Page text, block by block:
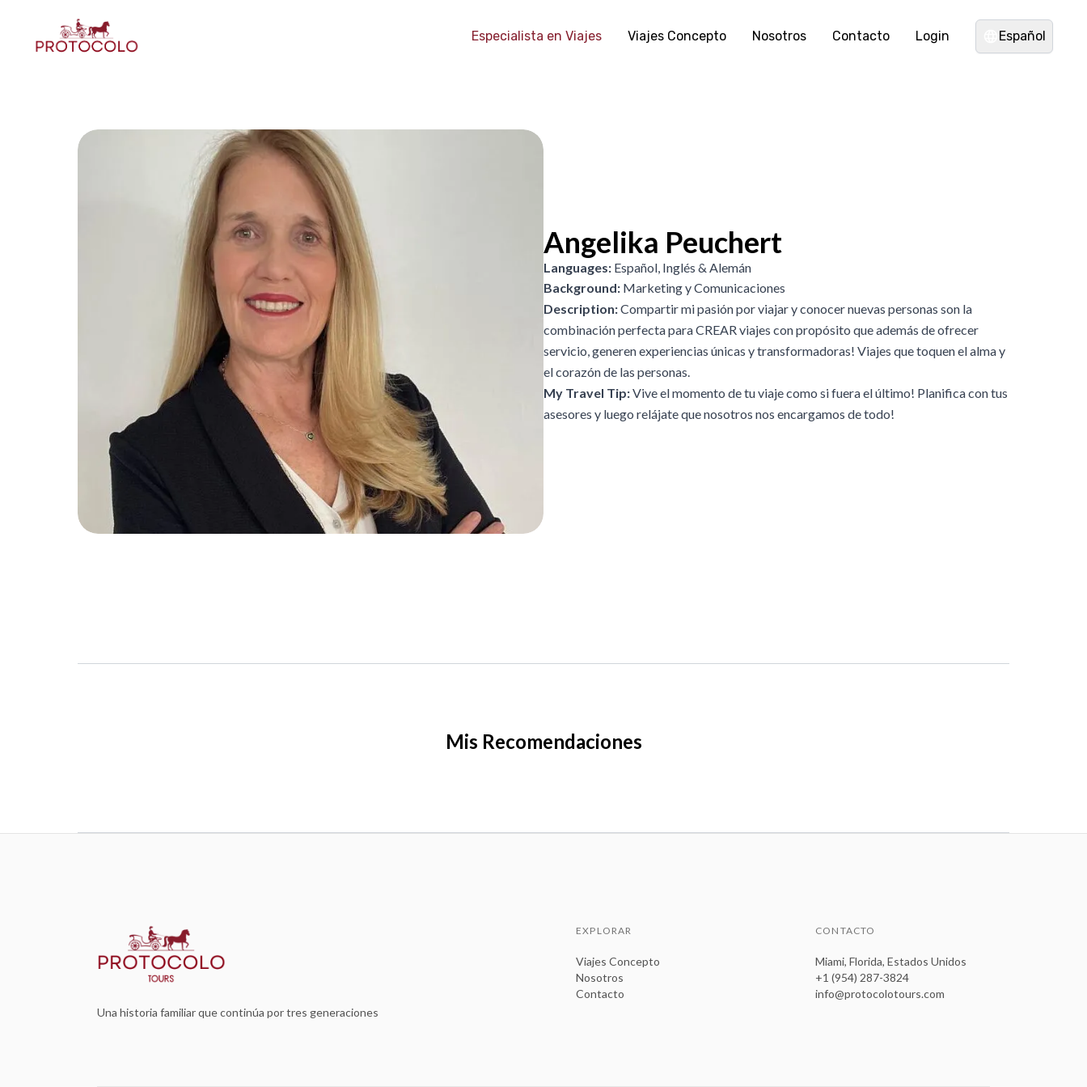
Especialista en Viajes Viajes Concepto Nosotros Contacto Login Español
Angelika Peuchert
Languages: Español, Inglés & Alemán
Background: Marketing y Comunicaciones
Description:Compartir mi pasión por viajar y conocer nuevas personas son la
combinación perfecta para CREAR viajes con propósito que además de ofrecer
servicio, generen experiencias únicas y transformadoras! Viajes que toquen el alma y
el corazón de las personas.
My Travel Tip:Vive el momento de tu viaje como si fuera el último! Planifica con tus
asesores y luego relájate que nosotros nos encargamos de todo!
Mis Recomendaciones
Una historia familiar que continúa por tres generaciones
EXPLORAR
Viajes Concepto
Nosotros
Contacto
CONTACTO
Miami, Florida, Estados Unidos
+1 (954) 287-3824
info@protocolotours.com